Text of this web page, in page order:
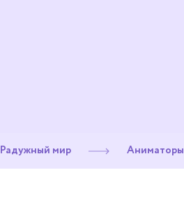
Радужный мир Аниматоры